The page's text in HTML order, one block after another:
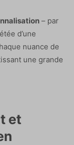
– par
d’une
nuance de
une grande
et